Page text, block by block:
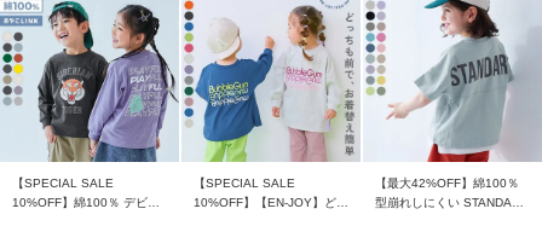
【SPECIAL SALE
10%OFF】綿100％ デビラ
【SPECIAL SALE
10%OFF】【EN-JOY】どっ
【最大42%OFF】綿100％
型崩れしにくい STANDARD